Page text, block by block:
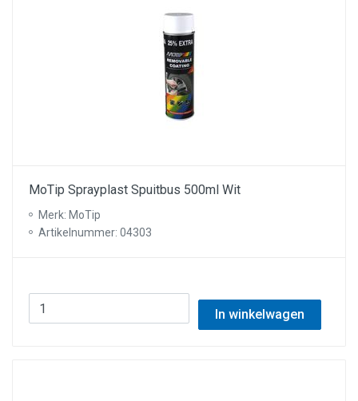
MoTip Sprayplast Spuitbus 500ml Wit
Merk: MoTip
Artikelnummer: 04303
In winkelwagen